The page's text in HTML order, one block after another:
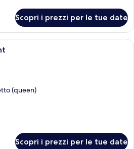
Scopri i prezzi per le tue date
Un soggiorno moderno con un
(queen)
Scopri i prezzi per le tue date